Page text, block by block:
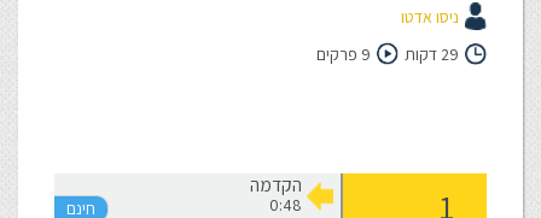
ניסו אדטו
29 דקות
9 פרקים
הקדמה
0:48